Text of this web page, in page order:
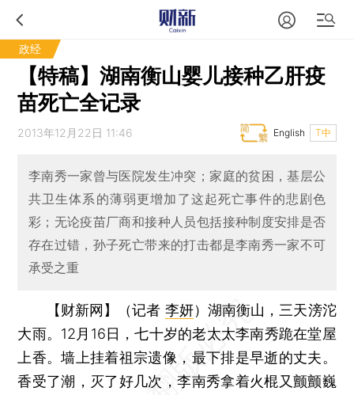
政经
【特稿】湖南衡山婴儿接种乙肝疫
苗死亡全记录
2013年12月22日 11:46 T中
English
李南秀一家曾与医院发生冲突；家庭的贫困，基层公
共卫生体系的薄弱更增加了这起死亡事件的悲剧色
彩；无论疫苗厂商和接种人员包括接种制度安排是否
存在过错，孙子死亡带来的打击都是李南秀一家不可
承受之重
【财新网】（记者 李妍） 湖南衡山，三天滂沱
大雨。12月16日，七十岁的老太太李南秀跪在堂屋
上香。墙上挂着祖宗遗像，最下排是早逝的丈夫。
香受了潮，灭了好几次，李南秀拿着火棍又颤颤巍